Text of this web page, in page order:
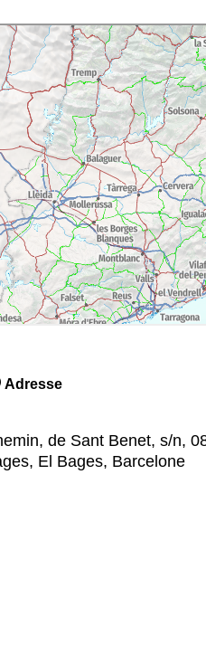
Adresse
de Sant Benet, s/n,
El Bages, Barcelone